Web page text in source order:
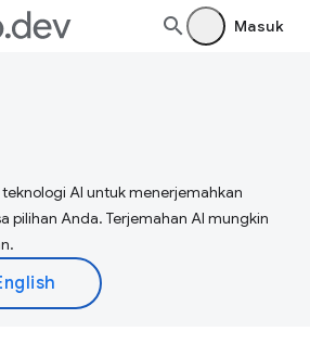
Masuk
AI untuk menerjemahkan
pilihan Anda. Terjemahan AI mungkin